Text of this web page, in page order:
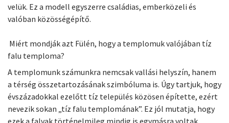
velük. Ez a modell egyszerre családias, emberközeli és
valóban közösségépítő.
Miért mondják azt Fülén, hogy a templomuk valójában tíz
falu temploma?
A templomunk számunkra nemcsak vallási helyszín, hanem
a térség összetartozásának szimbóluma is. Úgy tartjuk, hogy
évszázadokkal ezelőtt tíz település közösen építette, ezért
nevezik sokan „tíz falu templomának”. Ez jól mutatja, hogy
ezek a falvak történelmileg mindig is egymásra voltak